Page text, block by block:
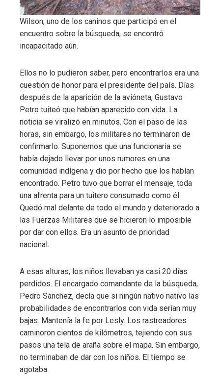
Wilson, uno de los caninos que participó en el
encuentro sobre la búsqueda, se encontró
incapacitado aún.
Ellos no lo pudieron saber, pero encontrarlos era una
cuestión de honor para el presidente del país. Días
después de la aparición de la avióneta, Gustavo
Petro tuiteó que habían aparecido con vida. La
noticia se viralizó en minutos. Con el paso de las
horas, sin embargo, los militares no terminaron de
confirmarlo. Suponemos que una funcionaria se
había dejado llevar por unos rumores en una
comunidad indígena y dio por hecho que los habían
encontrado. Petro tuvo que borrar el mensaje, toda
una afrenta para un tuitero consumado como él.
Quedó mal delante de todo el mundo y deteriorado a
las Fuerzas Militares que se hicieron lo imposible
por dar con ellos. Era un asunto de prioridad
nacional.
A esas alturas, los niños llevaban ya casi 20 días
perdidos. El encargado comandante de la búsqueda,
Pedro Sánchez, decía que si ningún nativo nativo las
probabilidades de encontrarlos con vida serían muy
bajas. Mantenía la fe por Lesly. Los rastreadores
caminoron cientos de kilómetros, tejiendo con sus
pasos una tela de araña sobre el mapa. Sin embargo,
no terminaban de dar con los niños. El tiempo se
agotaba.